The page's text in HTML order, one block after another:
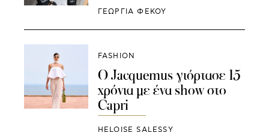
ΓΕΩΡΓΙΑ ΦΕΚΟΥ
FASHION
Ο Jacquemus γιόρτασε 15
χρόνια με ένα show στο
Capri
HELOISE SALESSY